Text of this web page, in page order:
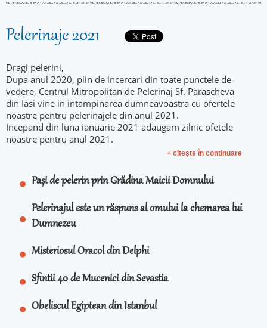
Pelerinaje 2021
Dragi pelerini,
Dupa anul 2020, plin de incercari din toate punctele de
vedere, Centrul Mitropolitan de Pelerinaj Sf. Parascheva
din Iasi vine in intampinarea dumneavoastra cu ofertele
noastre pentru pelerinajele din anul 2021.
Incepand din luna ianuarie 2021 adaugam zilnic ofetele
noastre pentru anul 2021.
+ citeşte în continuare
Pași de pelerin prin Grădina Maicii Domnului
Pelerinajul este un răspuns al omului la chemarea lui
Dumnezeu
Misteriosul Oracol din Delphi
Sfintii 40 de Mucenici din Sevastia
Obeliscul Egiptean din Istanbul